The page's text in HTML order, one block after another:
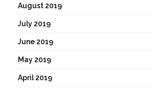
August 2019
July 2019
June 2019
May 2019
April 2019